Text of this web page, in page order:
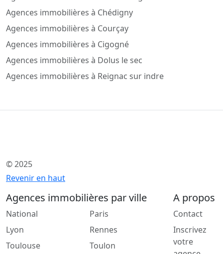
Agences immobilières à Chédigny
Agences immobilières à Courçay
Agences immobilières à Cigogné
Agences immobilières à Dolus le sec
Agences immobilières à Reignac sur indre
© 2025
Revenir en haut
Agences immobilières par ville
National
Lyon
Toulouse
Paris
Rennes
Toulon
A propos
Contact
Inscrivez
votre